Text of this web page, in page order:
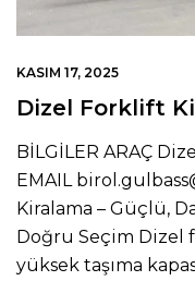
KASIM 17, 2025
Dizel Forklift
BİLGİLER ARAÇ
EMAIL
Kiralama – Güçlü,
Doğru Seçim Dizel
yüksek taşıma